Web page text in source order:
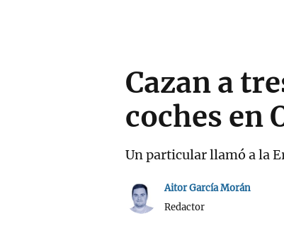
Cazan a
coches en
Un particular llamó a la
Aitor García Morán
Redactor